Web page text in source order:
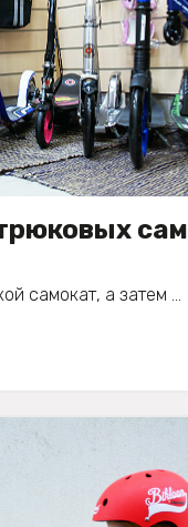
самокат, а затем ...